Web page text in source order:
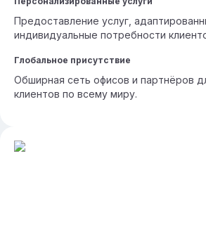
Предоставление услуг,
индивидуальные потребности
Глобальное присутствие
Обширная сеть офисов и партнёров
клиентов по всему миру.